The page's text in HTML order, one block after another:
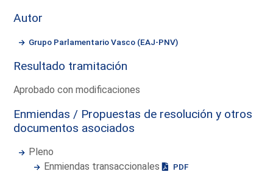
Autor
Grupo Parlamentario Vasco (EAJ-PNV)
Resultado tramitación
Aprobado con modificaciones
Enmiendas / Propuestas de resolución y otros
documentos asociados
Pleno
Enmiendas transaccionales
PDF